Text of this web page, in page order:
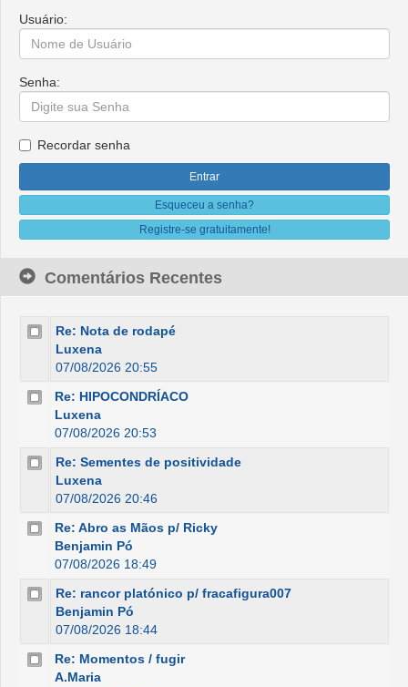
Usuário:
Senha:
Recordar senha
Esqueceu a senha?
Registre-se gratuitamente!
Comentários Recentes
Re: Nota de rodapé
Luxena
07/08/2026 20:55
Re: HIPOCONDRÍACO
Luxena
07/08/2026 20:53
Re: Sementes de positividade
Luxena
07/08/2026 20:46
Re: Abro as Mãos p/ Ricky
Benjamin Pó
07/08/2026 18:49
Re: rancor platónico p/ fracafigura007
Benjamin Pó
07/08/2026 18:44
Re: Momentos / fugir
A.Maria